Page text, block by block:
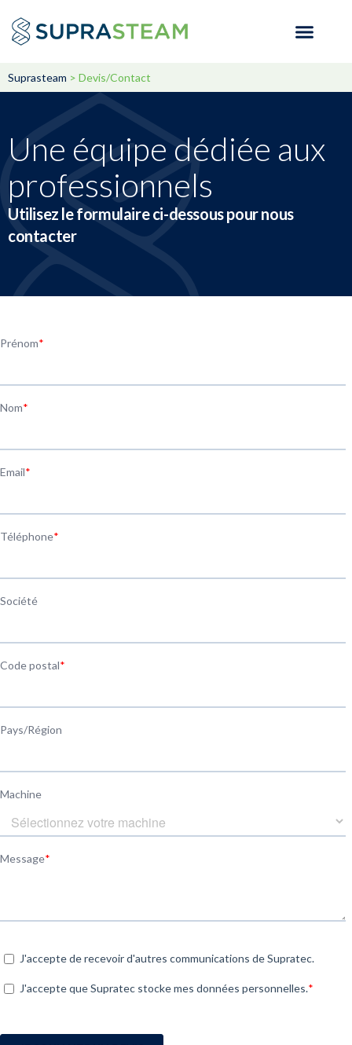
Suprasteam > Devis/Contact
Une équipe dédiée aux
professionnels
Utilisez le formulaire ci-dessous pour nous
contacter